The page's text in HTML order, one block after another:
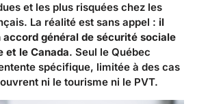
et les plus risquées chez les
La réalité est sans appel : il
accord général de sécurité sociale
et le Canada. Seul le Québec
spécifique, limitée à des cas
ni le tourisme ni le PVT.